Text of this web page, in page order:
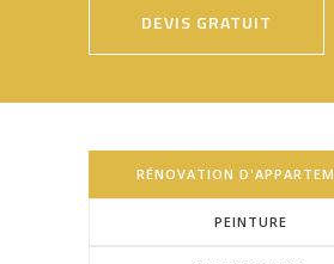
DEVIS GRATUIT
RÉNOVATION
PEINTURE